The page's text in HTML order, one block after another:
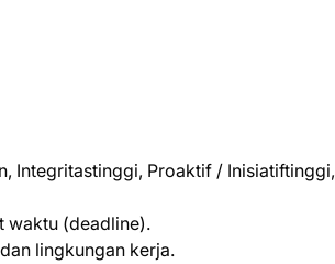
Integritastinggi, Proaktif / Inisiatiftinggi,
waktu (deadline).
lingkungan kerja.